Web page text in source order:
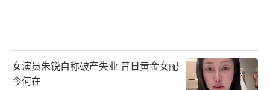
女演员朱锐自称破产失业 昔日黄金女配
今何在